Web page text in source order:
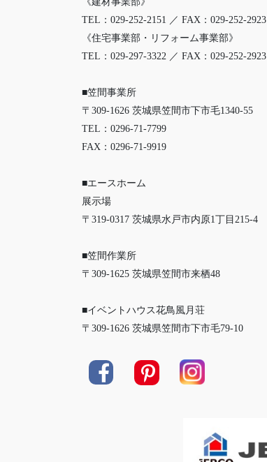
TEL：029-252-2151 ／ FAX：029-252-2923
《住宅事業部・リフォーム事業部》
TEL：029-297-3322 ／ FAX：029-252-2923
■笠間事業所
〒309-1626 茨城県笠間市下市毛1340-55
TEL：0296-71-7799
FAX：0296-71-9919
■エースホーム
展示場
〒319-0317 茨城県水戸市内原1丁目215-4
■笠間作業所
〒309-1625 茨城県笠間市来栖48
■イベントハウス花鳥風月荘
〒309-1626 茨城県笠間市下市毛79-10